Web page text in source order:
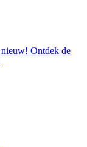
nieuw! Ontdek de